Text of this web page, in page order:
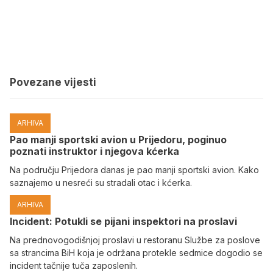
Povezane vijesti
ARHIVA
Pao manji sportski avion u Prijedoru, poginuo
poznati instruktor i njegova kćerka
Na području Prijedora danas je pao manji sportski avion. Kako
saznajemo u nesreći su stradali otac i kćerka.
ARHIVA
Incident: Potukli se pijani inspektori na proslavi
Na prednovogodišnjoj proslavi u restoranu Službe za poslove
sa strancima BiH koja je održana protekle sedmice dogodio se
incident tačnije tuča zaposlenih.